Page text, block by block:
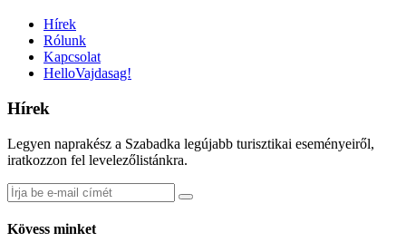
Hírek
Rólunk
Kapcsolat
HelloVajdasag!
Hírek
Legyen naprakész a Szabadka legújabb turisztikai eseményeiről,
iratkozzon fel levelezőlistánkra.
Kövess minket